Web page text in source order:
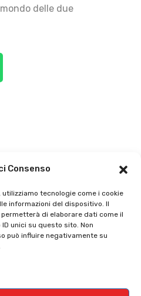
Consenso
tecnologie come i cookie
informazioni del dispositivo. Il
di elaborare dati come il
unici su questo sito. Non
può influire negativamente su
delle due
Tutti prodotti
Termini e condizioni